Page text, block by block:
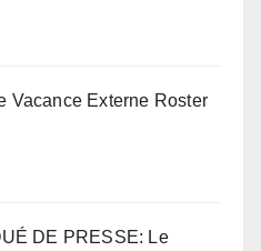
Vacance Externe Roster
DE PRESSE: Le